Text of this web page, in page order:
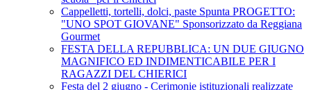
Cappelletti, tortelli, dolci, paste Spunta PROGETTO:
"UNO SPOT GIOVANE" Sponsorizzato da Reggiana
Gourmet
FESTA DELLA REPUBBLICA: UN DUE GIUGNO
MAGNIFICO ED INDIMENTICABILE PER I
RAGAZZI DEL CHIERICI
Festa del 2 giugno - Cerimonie istituzionali realizzate